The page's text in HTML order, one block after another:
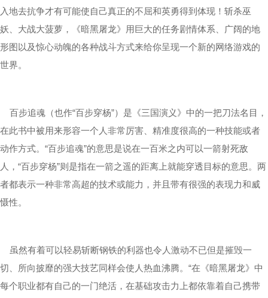
入地去抗争才有可能使自己真正的不屈和英勇得到体现！斩杀巫
妖、大战大菠萝，《暗黑屠龙》用巨大的任务剧情体系、广阔的地
形图以及惊心动魄的各种战斗方式来给你呈现一个新的网络游戏的
世界。
百步追魂（也作“百步穿杨”）是《三国演义》中的一把刀法名目，
在此书中被用来形容一个人非常厉害、精准度很高的一种技能或者
动作方式。“百步追魂”的意思是说在一百米之内可以一箭射死敌
人，“百步穿杨”则是指在一箭之遥的距离上就能穿透目标的意思。两
者都表示一种非常高超的技术或能力，并且带有很强的表现力和威
慑性。
虽然有着可以轻易斩断钢铁的利器也令人激动不已但是摧毁一
切、所向披靡的强大技艺同样会使人热血沸腾。“在《暗黑屠龙》中
每个职业都有自己的一门绝活，在基础攻击力上都依靠着自己携带